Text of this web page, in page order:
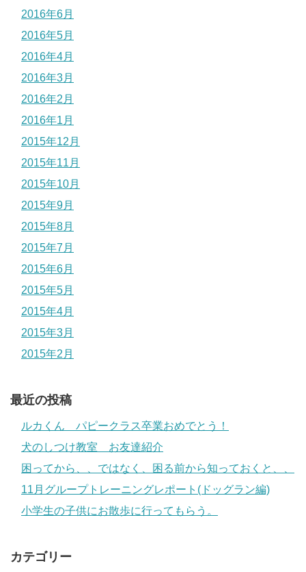
2016年6月
2016年5月
2016年4月
2016年3月
2016年2月
2016年1月
2015年12月
2015年11月
2015年10月
2015年9月
2015年8月
2015年7月
2015年6月
2015年5月
2015年4月
2015年3月
2015年2月
最近の投稿
ルカくん パピークラス卒業おめでとう！
犬のしつけ教室 お友達紹介
困ってから、、ではなく、困る前から知っておくと、、
11月グループトレーニングレポート(ドッグラン編)
小学生の子供にお散歩に行ってもらう。
カテゴリー